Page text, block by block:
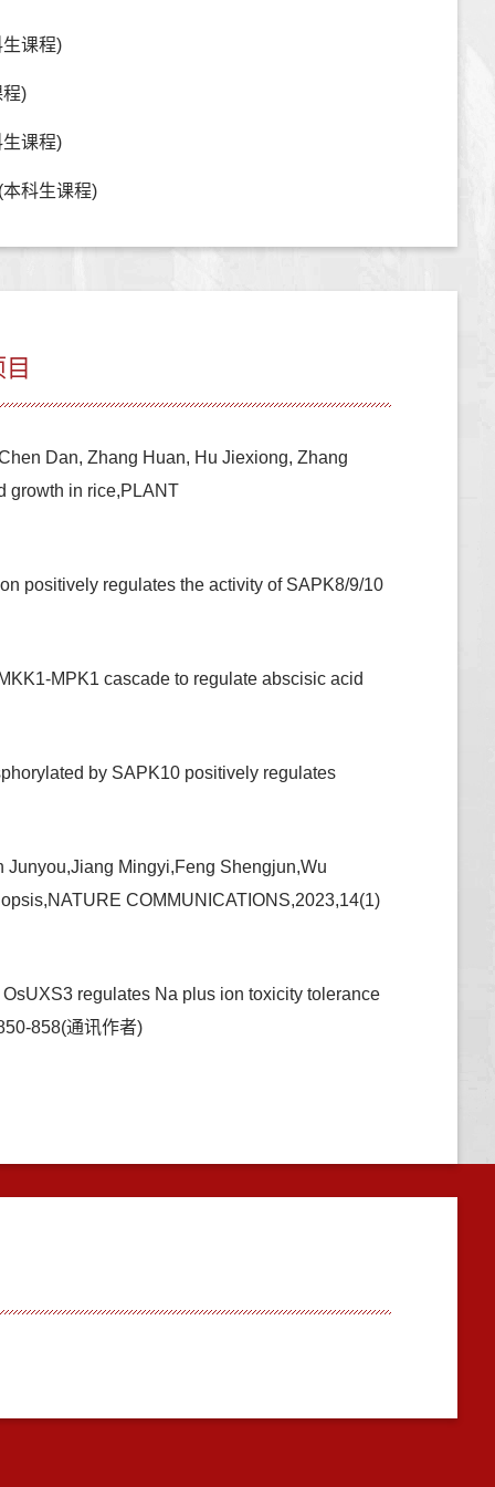
课程)
)
课程)
科生课程)
Dan, Zhang Huan, Hu Jiexiong, Zhang
growth in rice,PLANT
positively regulates the activity of SAPK8/9/10
MPK1 cascade to regulate abscisic acid
by SAPK10 positively regulates
Mingyi,Feng Shengjun,Wu
COMMUNICATIONS,2023,14(1)
regulates Na plus ion toxicity tolerance
858(通讯作者)